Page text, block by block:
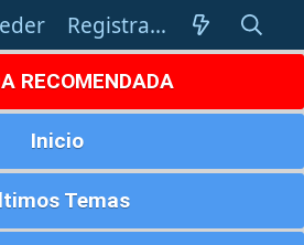
Registrarse
RECOMENDADA
Inicio
Temas